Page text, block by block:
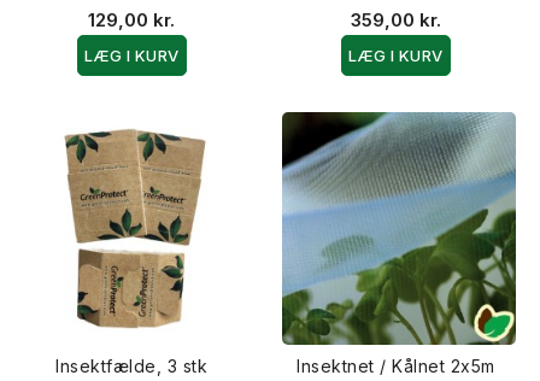
129,00 kr.
LÆG I KURV
359,00 kr.
LÆG I KURV
Insektfælde, 3 stk Insektnet / Kålnet 2x5m